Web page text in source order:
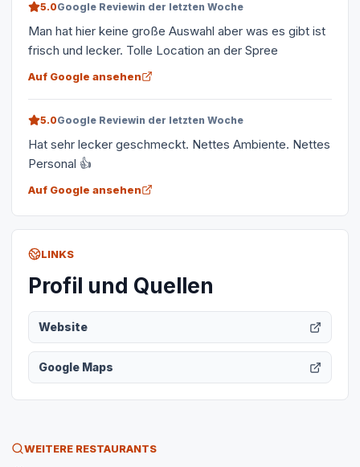
5.0Google Reviewin der letzten Woche
Man hat hier keine große Auswahl aber was es gibt ist
frisch und lecker. Tolle Location an der Spree
Auf Google ansehen
5.0Google Reviewin der letzten Woche
Hat sehr lecker geschmeckt. Nettes Ambiente. Nettes
Personal 👍
Auf Google ansehen
LINKS
Profil und Quellen
Website
Google Maps
WEITERE RESTAURANTS